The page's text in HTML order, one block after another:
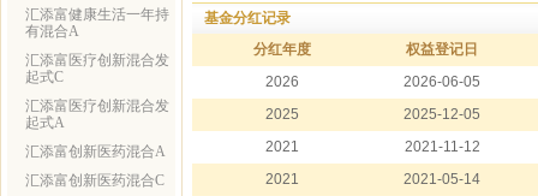
汇添富健康生活一年持
有混合A
汇添富医疗创新混合发
起式C
汇添富医疗创新混合发
起式A
汇添富创新医药混合A
汇添富创新医药混合C
基金分红记录
分红年度 权益登记日
2026 2026-06-05
2025 2025-12-05
2021 2021-11-12
2021 2021-05-14